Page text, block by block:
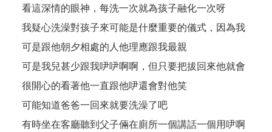
看這深情的眼神，每洗一次就為孩子融化一次呀
我疑心洗澡對孩子來可能是什麼重要的儀式，因為我
可是跟他朝夕相處的人他理應跟我最親
可是我兒甚少跟我吚吚啊啊，但只要把拔回來他就會
很開心的看著他一直跟他吚還會對他笑
可能知道爸爸一回來就要洗澡了吧
有時坐在客廳聽到父子倆在廁所一個講話一個用吚啊